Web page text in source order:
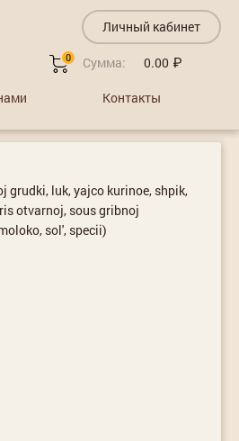
Личный кабинет
0 Сумма: 0.00
Контакты
grudki, luk, yajco kurinoe, shpik,
otvarnoj, sous gribnoj
sol', specii)